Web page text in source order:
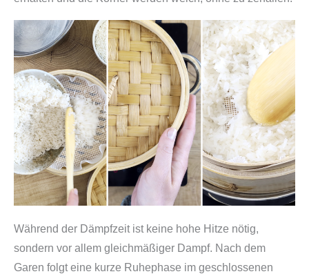
Während der Dämpfzeit ist keine hohe Hitze nötig,
sondern vor allem gleichmäßiger Dampf. Nach dem
Garen folgt eine kurze Ruhephase im geschlossenen